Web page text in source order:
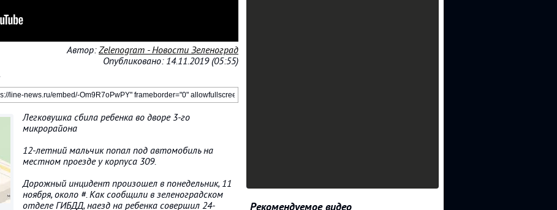
Автор:Zelenogram - Новости Зеленоград
Опубликовано: 14.11.2019 (05:55)
Легковушка сбила ребенка во дворе 3-го
микрорайона
12-летний мальчик попал под автомобиль на
местном проезде у корпуса 309.
Дорожный инцидент произошел в понедельник, 11
ноября, около #. Как сообщили в зеленоградском
отделе ГИБДД, наезд на ребенка совершил 24-
Рекомендуемое видео